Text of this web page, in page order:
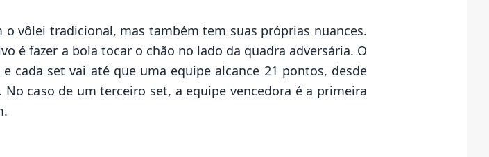
vôlei tradicional, mas também tem suas próprias nuances.
é fazer a bola tocar o chão no lado da quadra adversária. O
cada set vai até que uma equipe alcance 21 pontos, desde
caso de um terceiro set, a equipe vencedora é a primeira